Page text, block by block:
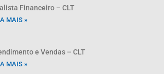
Financeiro – CLT
MAIS »
e Vendas – CLT
MAIS »